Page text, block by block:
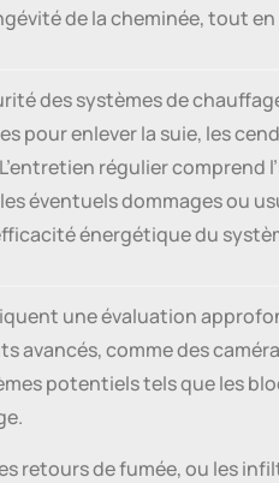
de la cheminée, tout
des systèmes de
pour enlever la suie, les
régulier comprend
éventuels dommages ou
énergétique du
une évaluation
avancés, comme des
potentiels tels que les
retours de fumée, ou les